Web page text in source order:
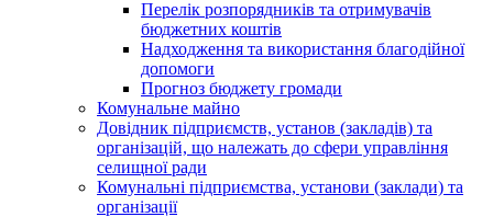
Перелік розпорядників та отримувачів
бюджетних коштів
Надходження та використання благодійної
допомоги
Прогноз бюджету громади
Комунальне майно
Довідник підприємств, установ (закладів) та
організацій, що належать до сфери управління
селищної ради
Комунальні підприємства, установи (заклади) та
організації